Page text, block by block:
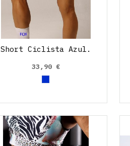
Short Ciclista Azul.
33,90 €
Azul Eléctrico